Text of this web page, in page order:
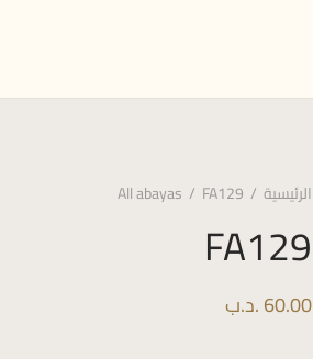
الرئيسية /
All abayas / FA129
FA129
60.00.د.ب